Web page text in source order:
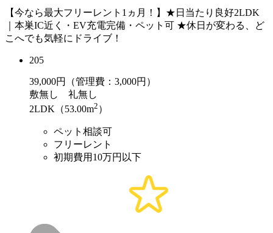
【今なら最大フリーレント1ヵ月！】★日当たり良好2LDK
｜本巣IC近く・EV充電完備・ペット可 ★休日が変わる、ど
こへでも気軽にドライブ！
205
39,000円（管理費：3,000円）
敷無し 礼無し
2LDK（53.00m2 ）
ペット相談可
フリーレント
初期費用10万円以下